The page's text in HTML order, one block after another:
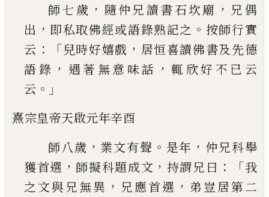
師七歲 ， 隨仲兄讀書石坎廟 ， 兄偶
出 ， 即私取佛經或語錄熟記之 。 按師行實
云 ：「兒時好嬉戲 ， 居恒喜讀佛書及先德
語錄 ， 遇著無意味話 ， 輒欣好不 已 云
云 。」
熹宗皇帝天啟元年辛酉
師八歲 ， 業文有聲 。 是年 ， 仲兄科舉
獲首選 ， 師擬科題成文 ， 持謂兄曰 ：「我
之文與兄無異 ， 兄應首選 ， 弟 豈居第二